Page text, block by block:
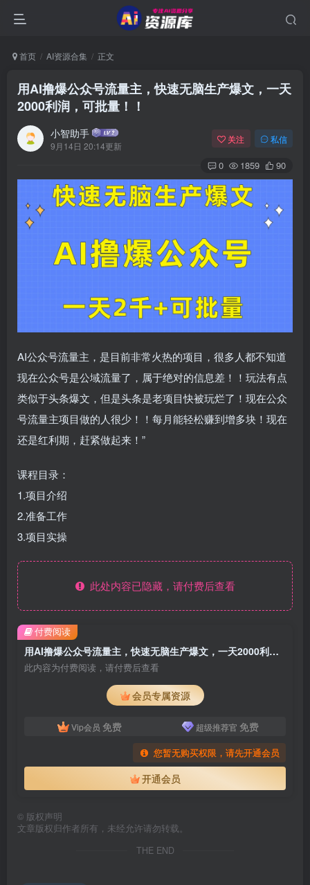
首页 AI资源合集 正文
用AI撸爆公众号流量主，快速无脑生产爆文，一天
2000利润，可批量！！
小智助手
9月14日 20:14更新
关注 私信
0 1859 90
AI公众号流量主，是目前非常火热的项目，很多人都不知道
现在公众号是公域流量了，属于绝对的信息差！！玩法有点
类似于头条爆文，但是头条是老项目快被玩烂了！现在公众
号流量主项目做的人很少！！每月能轻松赚到增多块！现在
还是红利期，赶紧做起来！”
课程目录：
1.项目介绍
2.准备工作
3.项目实操
此处内容已隐藏，请付费后查看
用AI撸爆公众号流量主，快速无脑生产爆文，一天2000利润，可批量！！
此内容为付费阅读，请付费后查看
会员专属资源
Vip会员 免费 超级推荐官 免费
您暂无购买权限，请先开通会员
开通会员
付费阅读
© 版权声明
文章版权归作者所有，未经允许请勿转载。
THE END